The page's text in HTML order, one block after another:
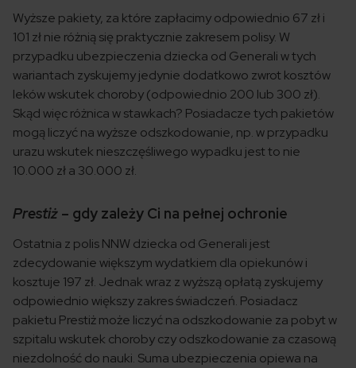
Wyższe pakiety, za które zapłacimy odpowiednio 67 zł i
101 zł nie różnią się praktycznie zakresem polisy. W
przypadku ubezpieczenia dziecka od Generali w tych
wariantach zyskujemy jedynie dodatkowo zwrot kosztów
leków wskutek choroby (odpowiednio 200 lub 300 zł).
Skąd więc różnica w stawkach? Posiadacze tych pakietów
mogą liczyć na wyższe odszkodowanie, np. w przypadku
urazu wskutek nieszczęśliwego wypadku jest to nie
10.000 zł a 30.000 zł.
Prestiż – gdy zależy Ci na pełnej ochronie
Ostatnia z polis NNW dziecka od Generali jest
zdecydowanie większym wydatkiem dla opiekunów i
kosztuje 197 zł. Jednak wraz z wyższą opłatą zyskujemy
odpowiednio większy zakres świadczeń. Posiadacz
pakietu Prestiż może liczyć na odszkodowanie za pobyt w
szpitalu wskutek choroby czy odszkodowanie za czasową
niezdolność do nauki. Suma ubezpieczenia opiewa na